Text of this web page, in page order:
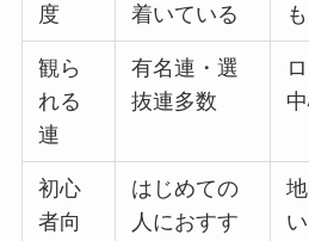
度
着いている
観ら
れる
連
有名連・選
抜連多数
初心
者向
はじめての
人におすす